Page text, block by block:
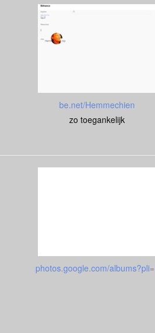
be.net/Hemmechien
zo toegankelijk
photos.google.com/